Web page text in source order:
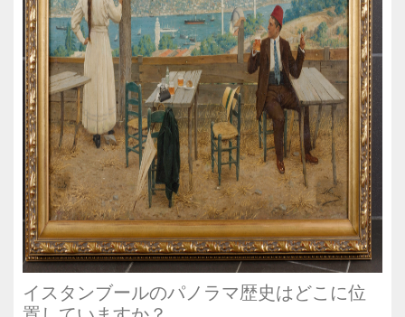
イスタンブールのパノラマ歴史はどこに位